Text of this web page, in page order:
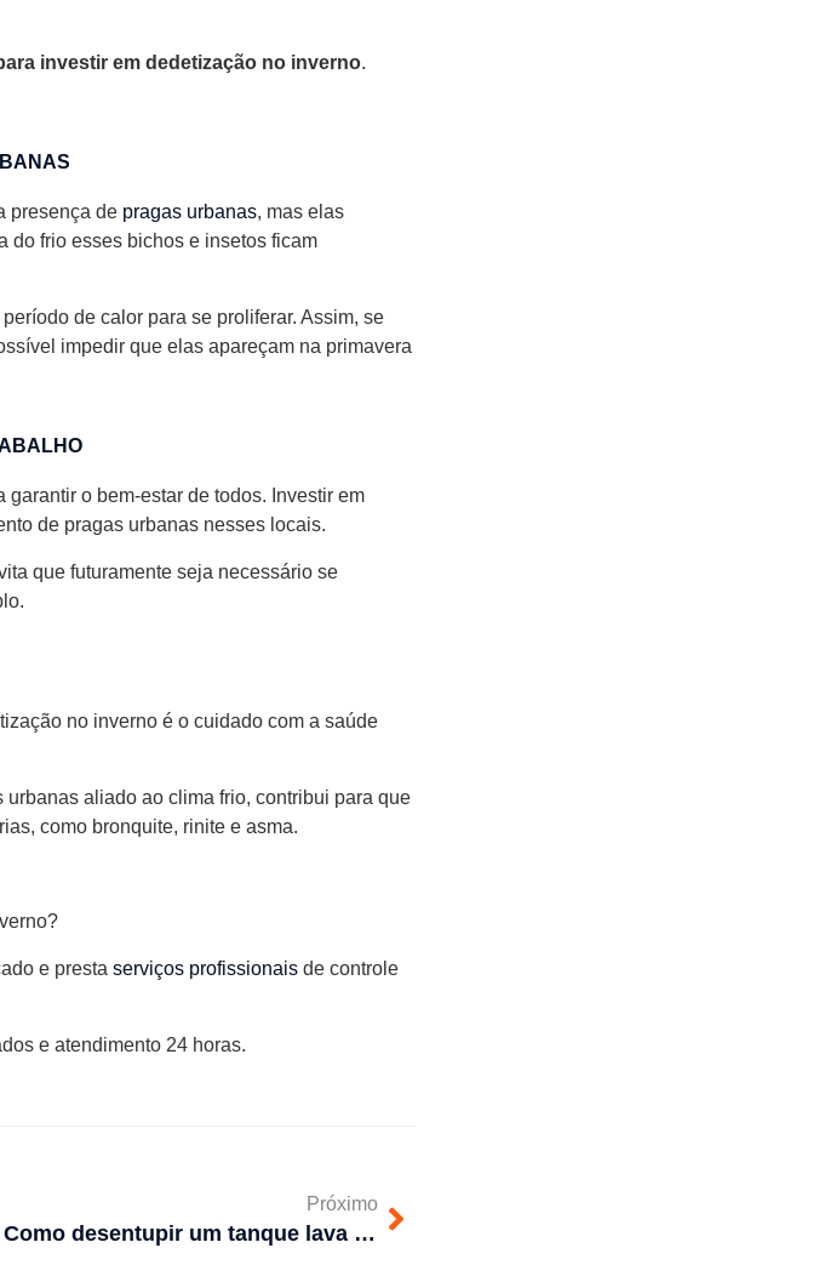
investir em dedetização no inverno.
presença de pragas urbanas, mas elas
do frio esses bichos e insetos ficam
de calor para se proliferar. Assim, se
impedir que elas apareçam na primavera
garantir o bem-estar de todos. Investir em
de pragas urbanas nesses locais.
que futuramente seja necessário se
no inverno é o cuidado com a saúde
aliado ao clima frio, contribui para que
como bronquite, rinite e asma.
e presta serviços profissionais de controle
e atendimento 24 horas.
Próximo
Como desentupir um tanque lava roupas?